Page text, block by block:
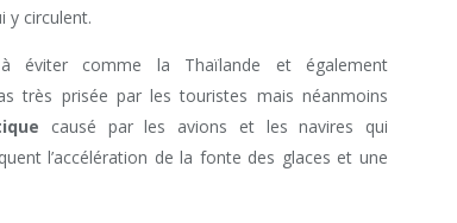
y circulent.
éviter comme la Thaïlande et également
très prisée par les touristes mais néanmoins
causé par les avions et les navires qui
l’accélération de la fonte des glaces et une